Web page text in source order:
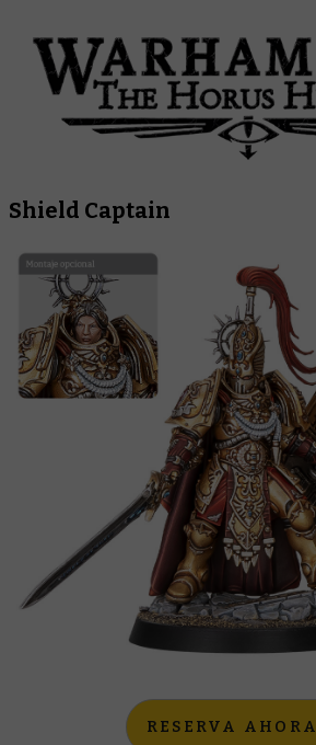
Shield Captain
RESERVA AHORA